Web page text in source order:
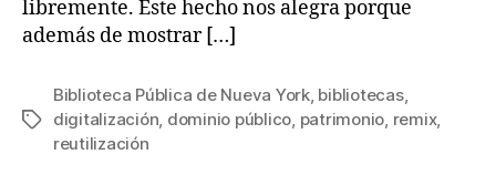
libremente. Este hecho nos alegra porque
además de mostrar […]
Etiquetas
Biblioteca Pública de Nueva York, bibliotecas,
digitalización, dominio público, patrimonio, remix,
reutilización